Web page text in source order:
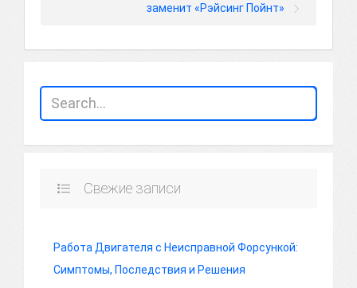
заменит «Рэйсинг Пойнт»
Свежие записи
Работа Двигателя с Неисправной Форсункой:
Симптомы, Последствия и Решения